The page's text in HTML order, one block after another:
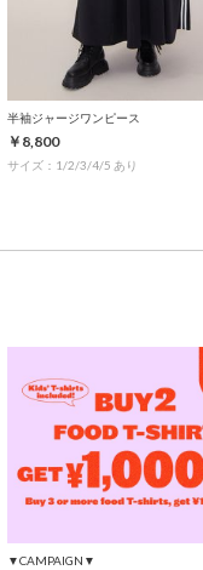
半袖ジャージワンピース
￥8,800
サイズ：1/2/3/4/5 あり
▼CAMPAIGN▼